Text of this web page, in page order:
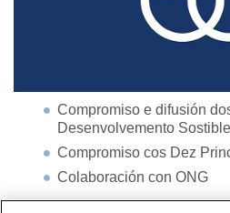
Compromiso e difusión
Desenvolvemento Sostible
Compromiso cos Dez
Colaboración con ONG